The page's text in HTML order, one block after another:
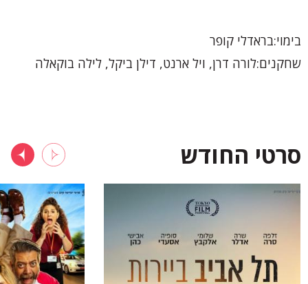
בימוי בראדלי קופר
שחקנים לורה דרן, ויל ארנט, דילן ביקל, לילה בוקאלה
סרטי החודש